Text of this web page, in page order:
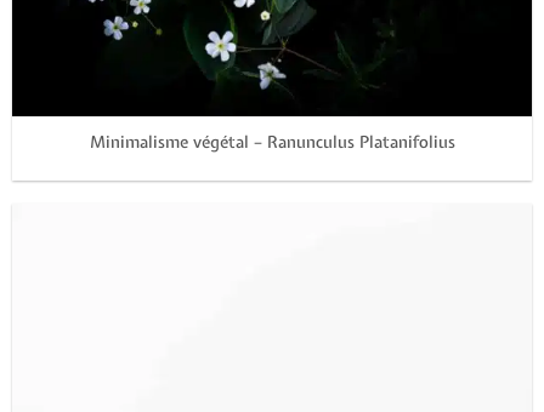
Minimalisme végétal – Ranunculus Platanifolius